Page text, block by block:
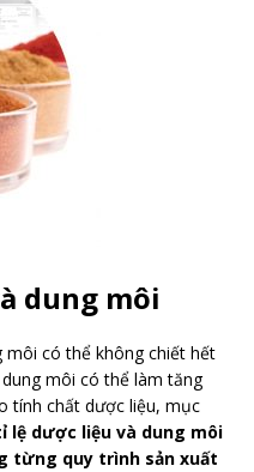
dung môi
môi có thể không chiết hết
môi có thể làm tăng
tính chất dược liệu, mục
lệ dược liệu và dung môi
từng quy trình sản xuất